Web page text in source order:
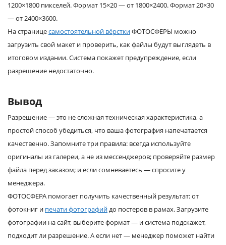
1200×1800 пикселей. Формат 15×20 — от 1800×2400. Формат 20×30
— от 2400×3600.
На страницесамостоятельной вёрсткиФОТОСФЕРЫ можно
загрузить свой макет и проверить, как файлы будут выглядеть в
итоговом издании. Система покажет предупреждение, если
разрешение недостаточно.
Вывод
Разрешение — это не сложная техническая характеристика, а
простой способ убедиться, что ваша фотография напечатается
качественно. Запомните три правила: всегда используйте
оригиналы из галереи, а не из мессенджеров; проверяйте размер
файла перед заказом; и если сомневаетесь — спросите у
менеджера.
ФОТОСФЕРА помогает получить качественный результат: от
фотокниг и печати фотографийдо постеров в рамах. Загрузите
фотографии на сайт, выберите формат — и система подскажет,
подходит ли разрешение. А если нет — менеджер поможет найти